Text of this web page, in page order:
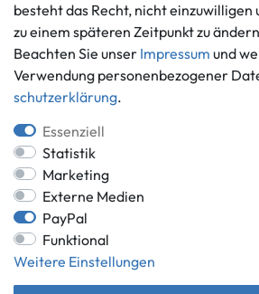
Ankauf
Über uns
Häufig gestellte Fragen
Zahlung und Versand
Batterieentsorgung
*Alle Preise inkl. gesetzlicher MwSt.,
** gilt für Lieferungen innerhalb
Länder entnehmen Sie bitte der
besteht das Recht, nicht einzuwilligen
zu einem späteren Zeitpunkt zu
Beachten Sie unser Impressum und
Verwendung personenbezogener
schutz­erklärung.
Essenziell
Statistik
Marketing
Externe Medien
PayPal
Funktional
Weitere Einstellungen